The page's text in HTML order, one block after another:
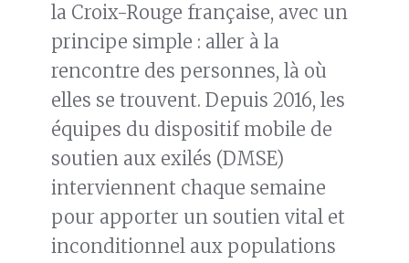
la Croix-Rouge française, avec un
principe simple : aller à la
rencontre des personnes, là où
elles se trouvent. Depuis 2016, les
équipes du dispositif mobile de
soutien aux exilés (DMSE)
interviennent chaque semaine
pour apporter un soutien vital et
inconditionnel aux populations